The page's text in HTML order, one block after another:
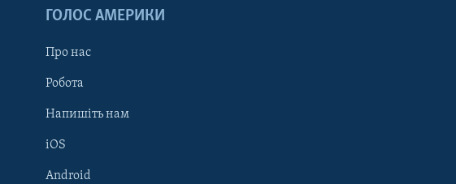
ГОЛОС АМЕРИКИ
Про нас
Робота
Напишіть нам
iOS
Android